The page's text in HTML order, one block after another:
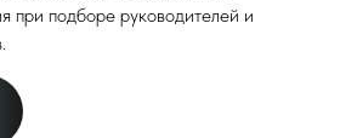
при подборе руководителей и